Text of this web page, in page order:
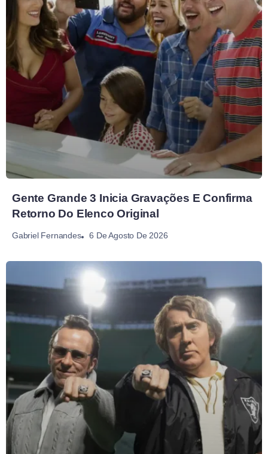
Gente Grande 3 Inicia Gravações E Confirma
Retorno Do Elenco Original
Gabriel Fernandes 6 De Agosto De 2026